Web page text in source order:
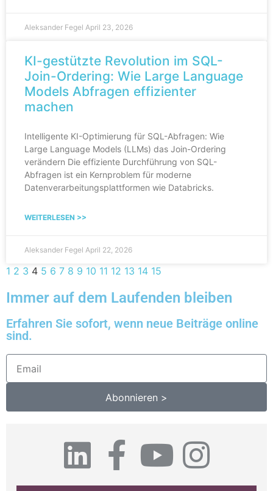
Aleksander Fegel April 23, 2026
KI-gestützte Revolution im SQL-
Join-Ordering: Wie Large Language
Models Abfragen effizienter
machen
Intelligente KI-Optimierung für SQL-Abfragen: Wie
Large Language Models (LLMs) das Join-Ordering
verändern Die effiziente Durchführung von SQL-
Abfragen ist ein Kernproblem für moderne
Datenverarbeitungsplattformen wie Databricks.
WEITERLESEN >>
Aleksander Fegel April 22, 2026
1 2 3 4 5 6 7 8 9 10 11 12 13 14 15
Immer auf dem Laufenden bleiben
Erfahren Sie sofort, wenn neue Beiträge online
sind.
Abonnieren >